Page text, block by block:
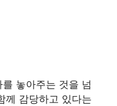
놓아주는 것을 넘
께 감당하고 있다는